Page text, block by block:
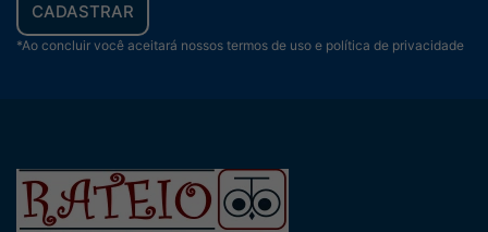
CADASTRAR
*Ao concluir você aceitará nossos termos de uso e política de privacidade